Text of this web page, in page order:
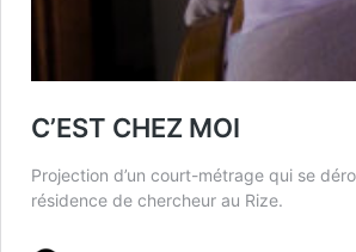
C’EST CHEZ MOI
Projection d’un court-métrage qui se
résidence de chercheur au Rize.